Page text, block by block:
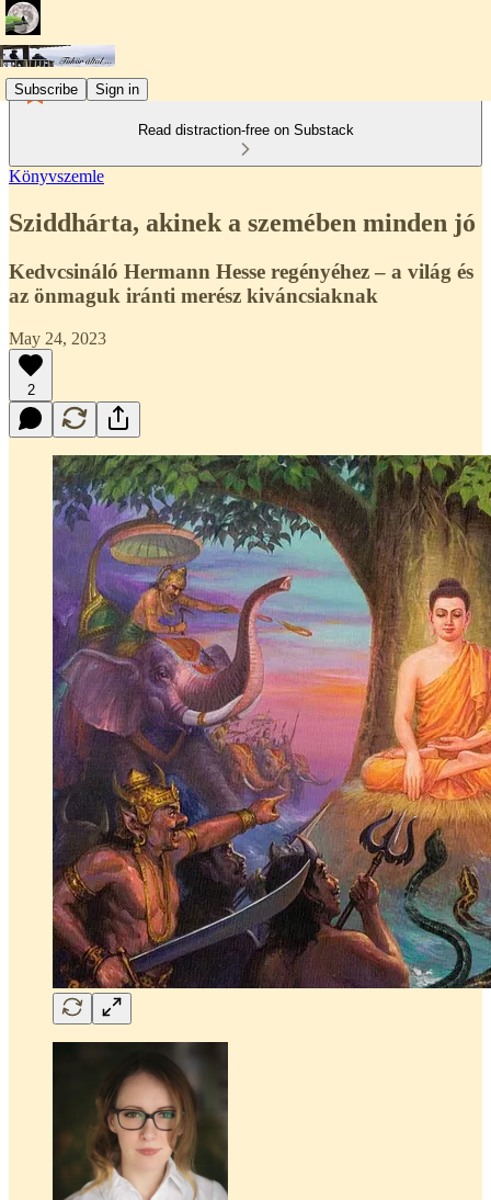
Subscribe Sign in
Read distraction-free on Substack
Könyvszemle
Sziddhárta, akinek a szemében minden jó
Kedvcsináló Hermann Hesse regényéhez – a világ és
az önmaguk iránti merész kiváncsiaknak
May 24, 2023
2